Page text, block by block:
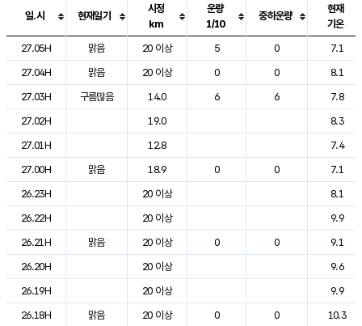
도시별 기상실황표로 지점, 날씨, 기온, 강수, 바람, 기압등을 안내한 표입
일.시 현재일기
시정
km
운량
1/10
중하운량
현재
기온
27.05H
맑음 20 이상 5 0
7.1
27.04H
맑음 20 이상 0 0
8.1
27.03H
구름많음 14.0 6 6
7.8
27.02H
19.0
8.3
27.01H
12.8
7.4
27.00H
맑음 18.9 0 0
7.1
26.23H
20 이상
8.1
26.22H
20 이상
9.9
26.21H
맑음 20 이상 0 0
9.1
26.20H
20 이상
9.6
26.19H
20 이상
9.9
26.18H
맑음 20 이상 0 0
10.3